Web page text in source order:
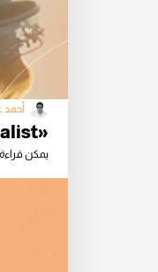
«The Brutalist»: ليس فصلًا آخر في كتاب الحلم الأمريكي، إنه كابوس!
يمكن قراءة